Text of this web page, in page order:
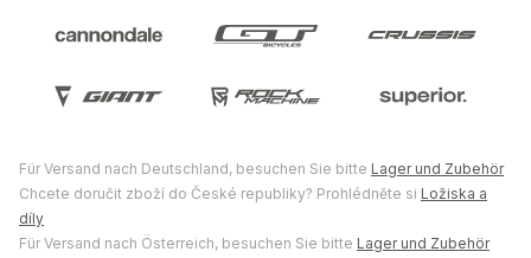
Für Versand nach Deutschland, besuchen Sie bitte Lager und Zubehör
Chcete doručit zboží do České republiky? Prohlédněte si Ložiska a
díly
Für Versand nach Österreich, besuchen Sie bitte Lager und Zubehör